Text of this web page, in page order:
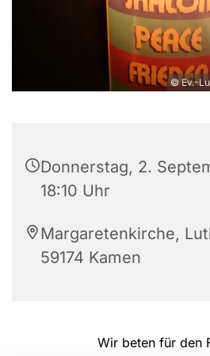
© Ev.-
Donnerstag, 2.
18:10 Uhr
Margaretenkirche,
59174 Kamen
Wir beten für den